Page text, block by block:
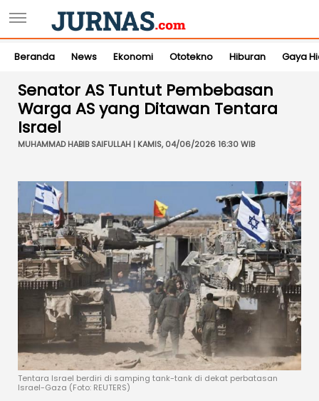
Beranda News Ekonomi Ototekno Hiburan Gaya
Senator AS Tuntut Pembebasan
Warga AS yang Ditawan Tentara
Israel
MUHAMMAD HABIB SAIFULLAH | KAMIS, 04/06/2026 16:30 WIB
Tentara Israel berdiri di samping tank-tank di dekat perbatasan
Israel-Gaza (Foto: REUTERS)